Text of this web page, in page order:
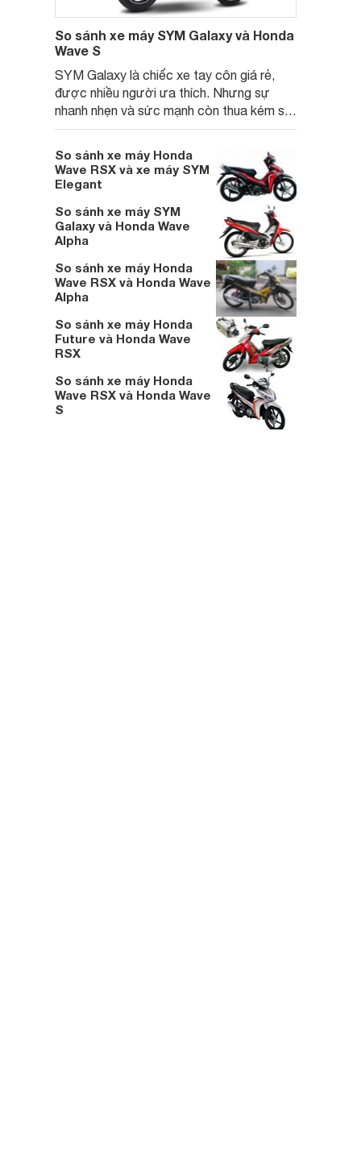
So sánh xe máy SYM Galaxy và Honda
Wave S
SYM Galaxy là chiếc xe tay côn giá rẻ,
được nhiều người ưa thích. Nhưng sự
nhanh nhẹn và sức mạnh còn thua kém so
với Honda Wave S
So sánh xe máy Honda
Wave RSX và xe máy SYM
Elegant
So sánh xe máy SYM
Galaxy và Honda Wave
Alpha
So sánh xe máy Honda
Wave RSX và Honda Wave
Alpha
So sánh xe máy Honda
Future và Honda Wave
RSX
So sánh xe máy Honda
Wave RSX và Honda Wave
S